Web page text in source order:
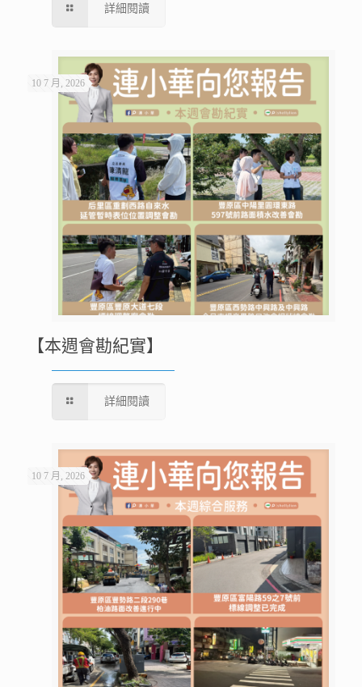
詳細閱讀
10 7 月, 2026
【本週會勘紀實】
詳細閱讀
10 7 月, 2026